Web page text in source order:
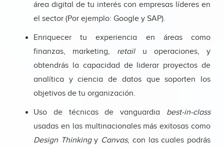
área digital de tu interés con empresas líderes en
el sector (Por ejemplo: Google y SAP).
Enriquecer tu experiencia en áreas como
finanzas, marketing, retail u operaciones, y
obtendrás la capacidad de liderar proyectos de
analítica y ciencia de datos que soporten los
objetivos de tu organización.
Uso de técnicas de vanguardia best-in-class
usadas en las multinacionales más exitosas como
Design Thinkingy Canvas, con las cuales podrás